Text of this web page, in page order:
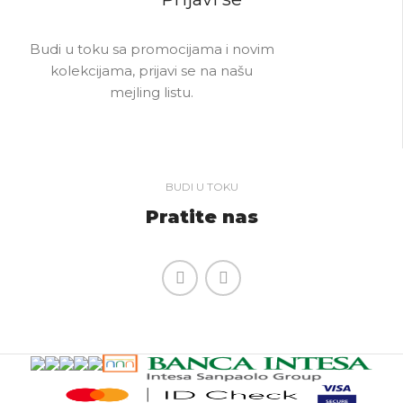
Budi u toku sa promocijama i novim
kolekcijama, prijavi se na našu
mejling listu.
BUDI U TOKU
Pratite nas